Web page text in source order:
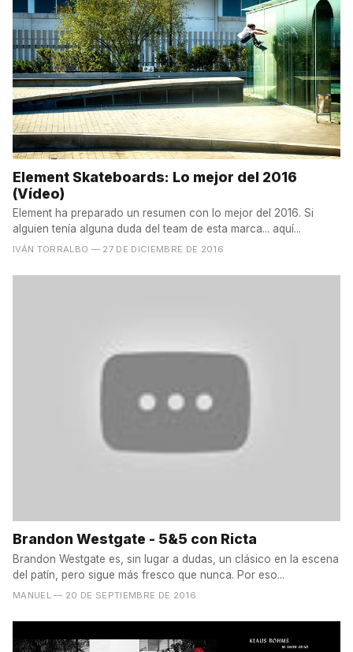
Element Skateboards: Lo mejor del 2016
(Vídeo)
Element ha preparado un resumen con lo mejor del 2016. Si
alguien tenía alguna duda del team de esta marca... aquí...
IVÁN TORRALBO — 27 DE DICIEMBRE DE 2016
Brandon Westgate - 5&5 con Ricta
Brandon Westgate es, sin lugar a dudas, un clásico en la escena
del patín, pero sigue más fresco que nunca. Por eso...
MANUEL — 20 DE SEPTIEMBRE DE 2016